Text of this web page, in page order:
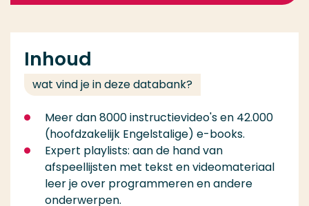
Inhoud
wat vind je in deze databank?
Meer dan 8000 instructievideo's en 42.000
(hoofdzakelijk Engelstalige) e-books.
Expert playlists: aan de hand van
afspeellijsten met tekst en videomateriaal
leer je over programmeren en andere
onderwerpen.